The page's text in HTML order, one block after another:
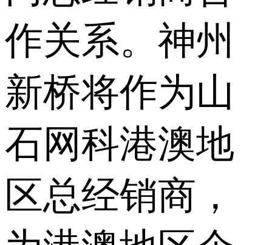
作关系。神州
新桥将作为山
石网科港澳地
区总经销商，